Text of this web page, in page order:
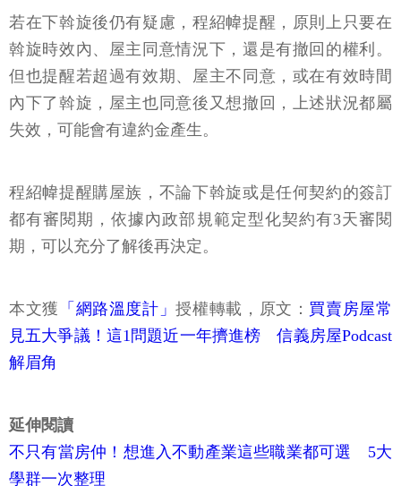
若在下斡旋後仍有疑慮，程紹幃提醒，原則上只要在
斡旋時效內、屋主同意情況下，還是有撤回的權利。
但也提醒若超過有效期、屋主不同意，或在有效時間
內下了斡旋，屋主也同意後又想撤回，上述狀況都屬
失效，可能會有違約金產生。
程紹幃提醒購屋族，不論下斡旋或是任何契約的簽訂
都有審閱期，依據內政部規範定型化契約有3天審閱
期，可以充分了解後再決定。
本文獲 「網路溫度計」授權轉載，原文： 買賣房屋常
見五大爭議！這1問題近一年擠進榜 信義房屋Podcast
解眉角
延伸閱讀
不只有當房仲！想進入不動產業這些職業都可選 5大
學群一次整理